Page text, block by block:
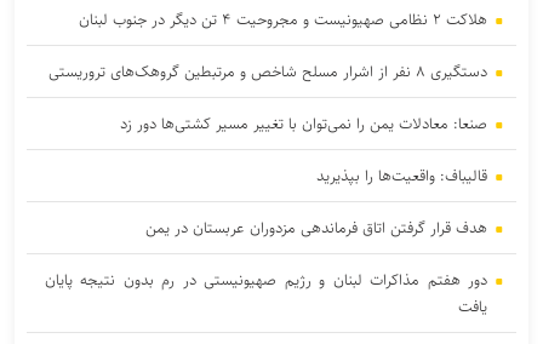
هلاکت ۲ نظامی صهیونیست و مجروحیت ۴ تن دیگر در جنوب لبنان
دستگیری ۸ نفر از اشرار مسلح شاخص و مرتبطین گروهک‌های تروریستی
صنعا: معادلات یمن را نمی‌توان با تغییر مسیر کشتی‌ها دور زد
قالیباف: واقعیت‌ها را بپذیرید
هدف قرار گرفتن اتاق‌ فرماندهی مزدوران عربستان در یمن
دور هفتم مذاکرات لبنان و رژیم صهیونیستی در رم بدون نتیجه پایان
یافت